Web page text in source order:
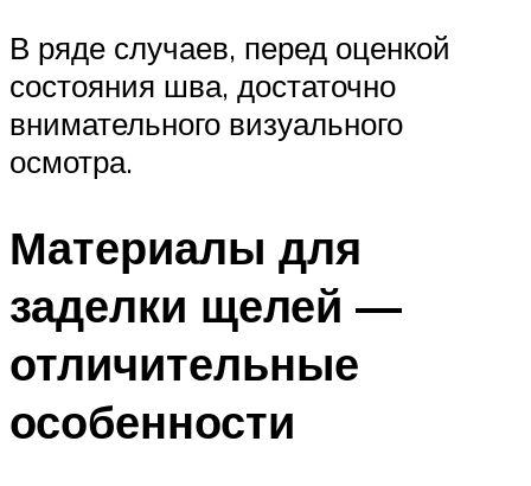
В ряде случаев, перед оценкой
состояния шва, достаточно
внимательного визуального
осмотра.
Материалы для
заделки щелей —
отличительные
особенности